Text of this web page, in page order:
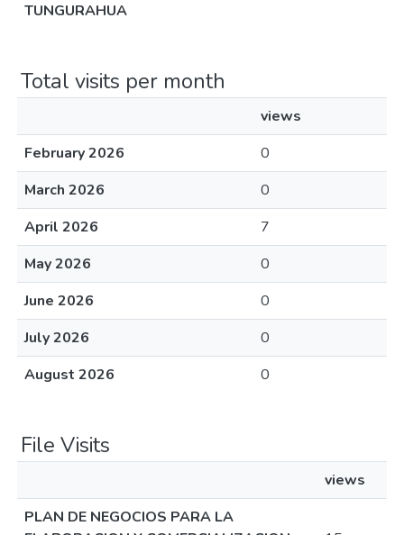
TUNGURAHUA
Total visits per month
views
February 2026
0
March 2026
0
April 2026
7
May 2026
0
June 2026
0
July 2026
0
August 2026
0
File Visits
views
PLAN DE NEGOCIOS PARA LA